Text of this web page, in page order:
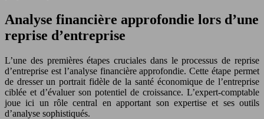
Analyse financière approfondie lors d’une
reprise d’entreprise
L’une des premières étapes cruciales dans le processus de reprise
d’entreprise est l’analyse financière approfondie. Cette étape permet
de dresser un portrait fidèle de la santé économique de l’entreprise
ciblée et d’évaluer son potentiel de croissance. L’expert-comptable
joue ici un rôle central en apportant son expertise et ses outils
d’analyse sophistiqués.